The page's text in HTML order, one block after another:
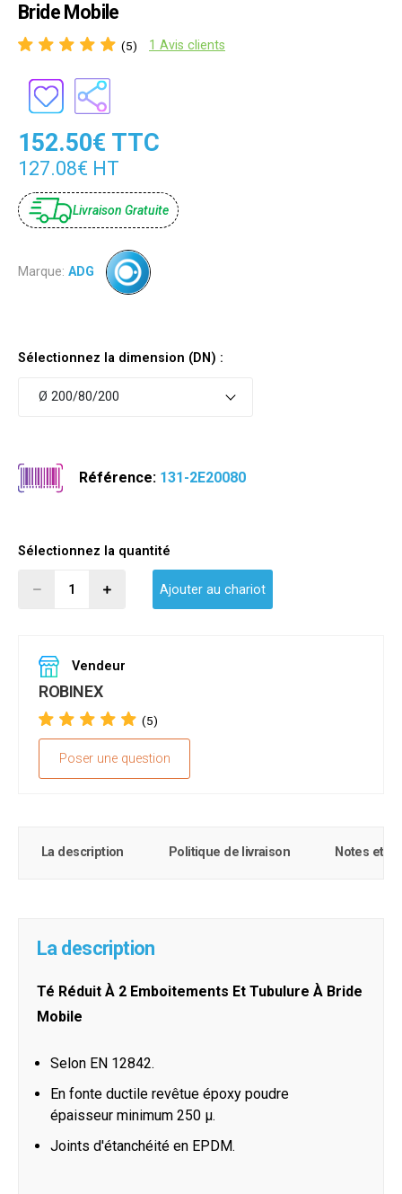
Bride Mobile
(5) 1 Avis clients
152.50€ TTC
127.08€ HT
Livraison Gratuite
Marque: ADG
Sélectionnez la dimension (DN) :
Ø 200/80/200
Référence: 131-2E20080
Sélectionnez la quantité
Ajouter au chariot
Vendeur
ROBINEX
(5)
Poser une question
La description Politique de livraison Notes et
La description
Té Réduit À 2 Emboitements Et Tubulure À Bride
Mobile
Selon EN 12842.
En fonte ductile revêtue époxy poudre
épaisseur minimum 250 µ.
Joints d'étanchéité en EPDM.